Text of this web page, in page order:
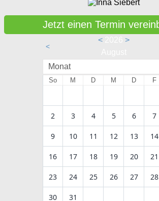
Jetzt einen Termin
<
<
>
Monat
So M D M D F
2 3 4 5 6 7
9 10 11 12 13 14
16 17 18 19 20 21
23 24 25 26 27 28
30 31